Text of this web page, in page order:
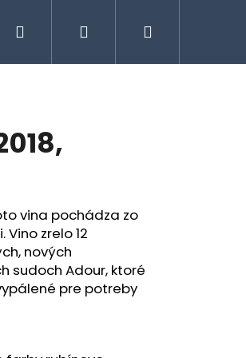
ZnačkyHľadať Prihlásenie
vina pochádza zo
Vino zrelo 12
nových
sudoch Adour, ktoré
pre potreby